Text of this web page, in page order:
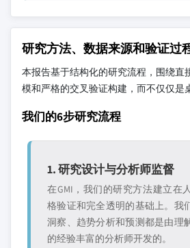
研究方法、数据来源和验证过
本报告基于结构化的研究流程，围绕直
模和严格的交叉验证构建，而不仅仅是
我们的6步研究流程
1. 研究设计与分析师监督
在GMI，我们的研究方法建立在
格验证和完全透明的基础上。我
洞察、趋势分析和预测都是由理
的经验丰富的分析师开发的。